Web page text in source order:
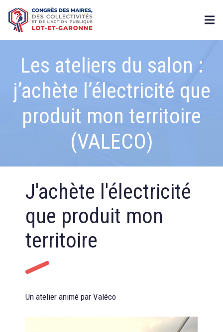
Les ateliers du salon :
j’achète l’électricité que
produit mon territoire
(VALECO)
J'achète l'électricité
que produit mon
territoire
Un atelier animé par Valéco